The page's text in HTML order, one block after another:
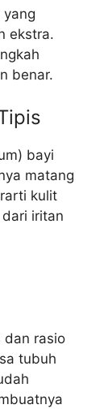
yang
ekstra.
benar.
bayi
matang
kulit
iritan
dan rasio
tubuh